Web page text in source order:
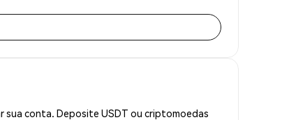
sua conta. Deposite USDT ou criptomoedas